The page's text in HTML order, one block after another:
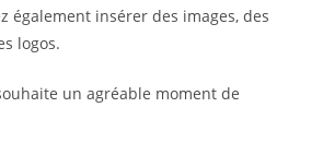
également insérer des images, des
logos.
un agréable moment de